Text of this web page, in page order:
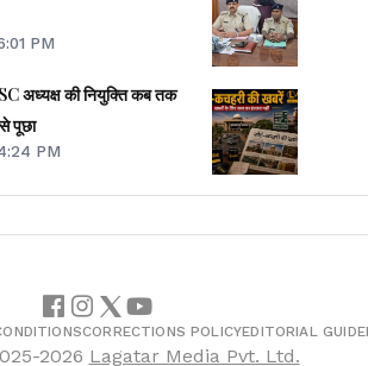
PM
अध्यक्ष की नियुक्ति कब तक
पूछा
PM
CORRECTIONS POLICYEDITORIAL
2026 Lagatar Media Pvt. Ltd.